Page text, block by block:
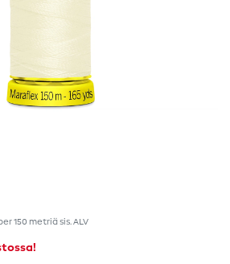
150 metriäsis. ALV